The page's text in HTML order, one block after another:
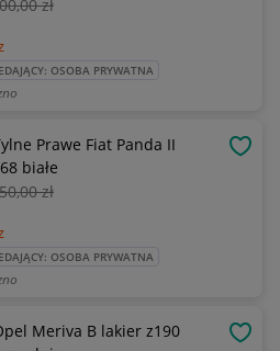
,00 zł
OSOBA PRYWATNA
Prawe Fiat Panda II
białe
,00 zł
OSOBA PRYWATNA
Meriva B lakier z190